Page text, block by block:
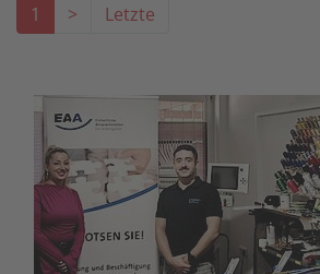
1 > Letzte